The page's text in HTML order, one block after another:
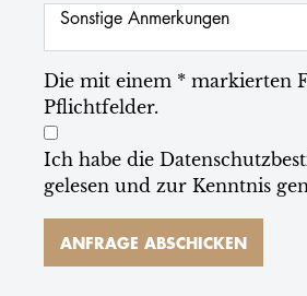
Die mit einem * markierten
Pflichtfelder.
Ich habe die
gelesen und zur Kenntnis